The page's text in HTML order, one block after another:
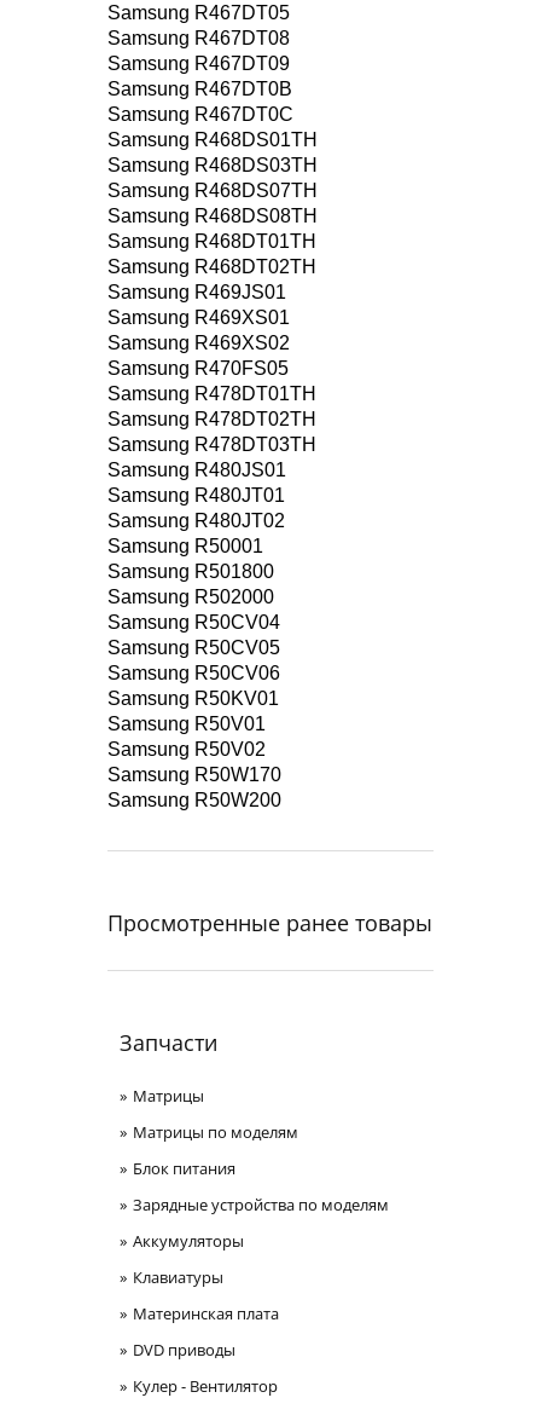
Samsung R467DT05
Samsung R467DT08
Samsung R467DT09
Samsung R467DT0B
Samsung R467DT0C
Samsung R468DS01TH
Samsung R468DS03TH
Samsung R468DS07TH
Samsung R468DS08TH
Samsung R468DT01TH
Samsung R468DT02TH
Samsung R469JS01
Samsung R469XS01
Samsung R469XS02
Samsung R470FS05
Samsung R478DT01TH
Samsung R478DT02TH
Samsung R478DT03TH
Samsung R480JS01
Samsung R480JT01
Samsung R480JT02
Samsung R50001
Samsung R501800
Samsung R502000
Samsung R50CV04
Samsung R50CV05
Samsung R50CV06
Samsung R50KV01
Samsung R50V01
Samsung R50V02
Samsung R50W170
Samsung R50W200
Просмотренные ранее товары
Запчасти
Матрицы
Матрицы по моделям
Блок питания
Зарядные устройства по моделям
Аккумуляторы
Клавиатуры
Материнская плата
DVD приводы
Кулер - Вентилятор